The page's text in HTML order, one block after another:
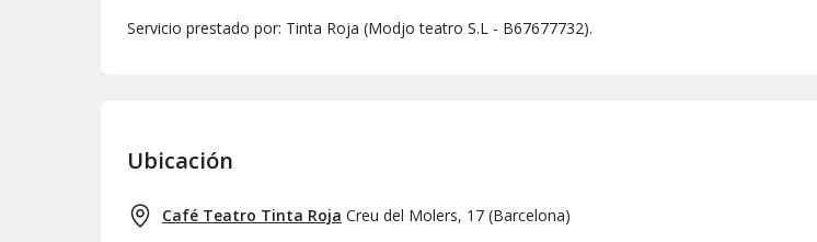
Servicio prestado por: Tinta Roja (Modjo teatro S.L - B67677732).
Ubicación
Café Teatro Tinta Roja Creu del Molers, 17 (Barcelona)